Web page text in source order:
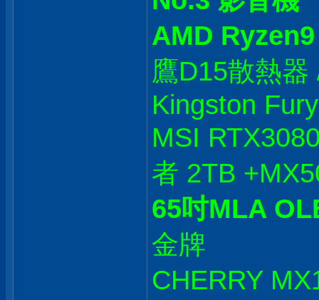
AMD
鷹D15散熱
Kingston
MSI
者 2TB
65吋MLA
金牌
CHERRY